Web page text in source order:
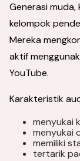
Generasi muda,
kelompok
Mereka
aktif
YouTube.
Karakteristik
menyukai
menyukai
memiliki
tertarik